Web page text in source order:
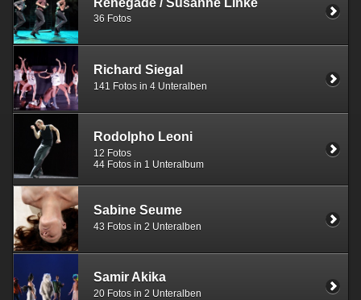
36 Fotos
Richard Siegal
141 Fotos in 4 Unteralben
Rodolpho Leoni
12 Fotos
44 Fotos in 1 Unteralbum
Sabine Seume
43 Fotos in 2 Unteralben
Samir Akika
20 Fotos in 2 Unteralben